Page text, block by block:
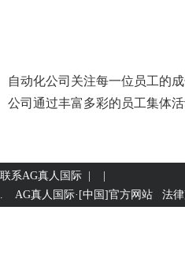
自动化公司关注每一位员工的
公司通过丰富多彩的员工集体
联系AG真人国际
. AG真人国际·[中国]官方网站
法